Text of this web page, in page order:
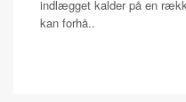
indlægget kalder på en
kan forhå..